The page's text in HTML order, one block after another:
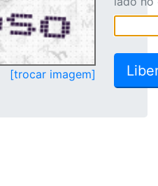
[trocar imagem]